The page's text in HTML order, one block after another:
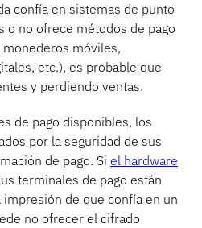
confía en sistemas de punto
o no ofrece métodos de pago
móviles,
etc.), es probable que
y perdiendo ventas.
de pago disponibles, los
por la seguridad de sus
de pago. Si el hardware
terminales de pago están
de que confía en un
no ofrecer el cifrado